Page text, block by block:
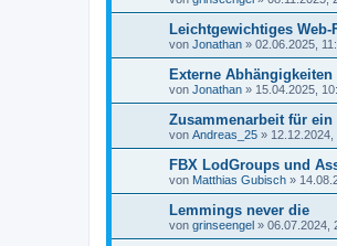
Leichtgewichtiges Web-
von Jonathan » 02.06.2025,
Externe Abhängigkeiten
von Jonathan » 15.04.2025,
Zusammenarbeit für ein
von Andreas_25 » 12.12.2024,
FBX LodGroups und
von Matthias Gubisch »
Lemmings never die
von grinseengel » 06.07.2024,